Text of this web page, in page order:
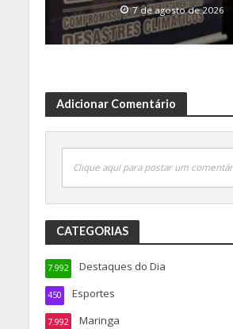
7 de agosto de 2026
Adicionar Comentário
Clique aqui para postar um
CATEGORIAS
Destaques do Dia
7.992
Esportes
450
Maringa
7.992